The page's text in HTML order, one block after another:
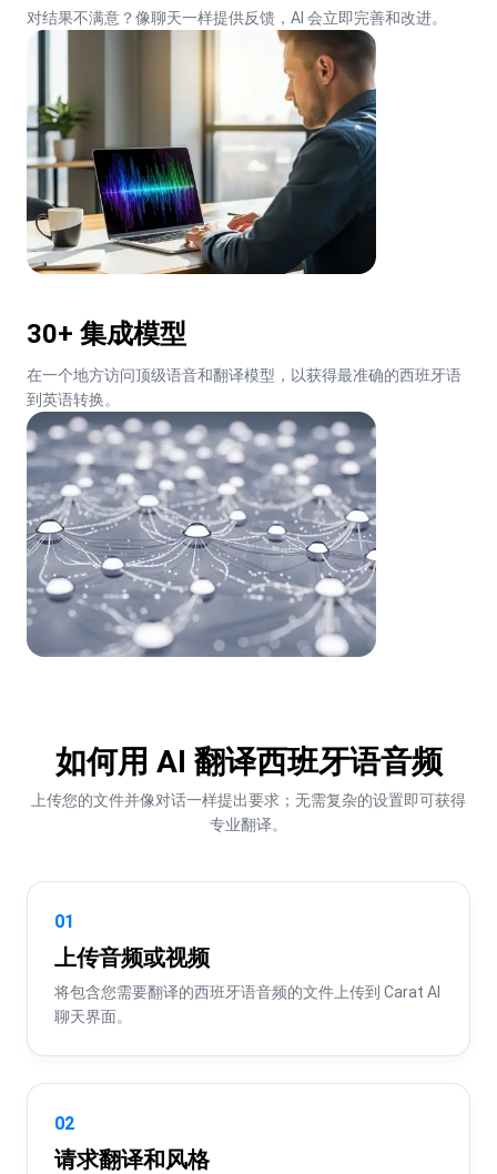
对结果不满意？像聊天一样提供反馈，AI 会立即完善和改进。
30+ 集成模型
在一个地方访问顶级语音和翻译模型，以获得最准确的西班牙语
到英语转换。
如何用 AI 翻译西班牙语音频
上传您的文件并像对话一样提出要求；无需复杂的设置即可获得
专业翻译。
01
上传音频或视频
将包含您需要翻译的西班牙语音频的文件上传到 Carat AI
聊天界面。
02
请求翻译和风格